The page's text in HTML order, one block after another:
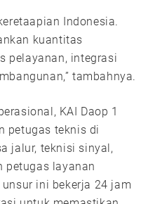
Indonesia.
kuantitas
pelayanan, integrasi
tambahnya.
KAI Daop 1
petugas teknis di
jalur, teknisi sinyal,
petugas layanan
ini bekerja 24 jam